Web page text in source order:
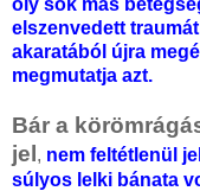
elszenvedett
akaratából újra
megmutatja azt.
Bár a
jel, nem feltétlenül
súlyos lelki bánata